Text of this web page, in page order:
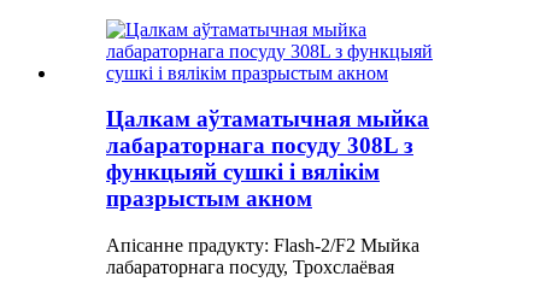
Цалкам аўтаматычная мыйка
лабараторнага посуду 308L з
функцыяй сушкі і вялікім
празрыстым акном
Апісанне прадукту: Flash-2/F2 Мыйка
лабараторнага посуду, Трохслаёвая